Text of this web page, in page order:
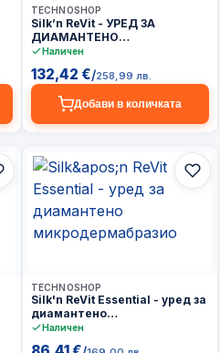
3–5 дни
TECHNOSHOP
Silk’n ReVit - УРЕД ЗА
ДИАМАНТЕНО
МИКРОДЕРМАБРАЗИО
Наличен
132,42 €/258,99 лв.
Добави в количката
3–5 дни
TECHNOSHOP
Silk'n ReVit Essential - уред за
диамантено
микродермабразио
Наличен